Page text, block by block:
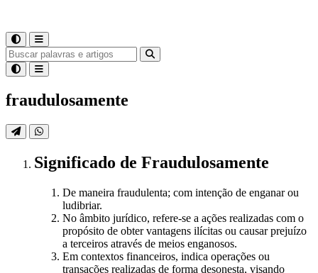
fraudulosamente
Significado de Fraudulosamente
De maneira fraudulenta; com intenção de enganar ou
ludibriar.
No âmbito jurídico, refere-se a ações realizadas com o
propósito de obter vantagens ilícitas ou causar prejuízo
a terceiros através de meios enganosos.
Em contextos financeiros, indica operações ou
transações realizadas de forma desonesta, visando